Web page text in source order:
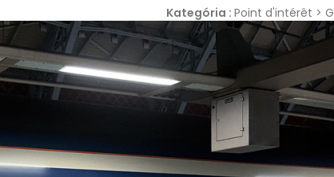
Kategória : Point d'intérêt >